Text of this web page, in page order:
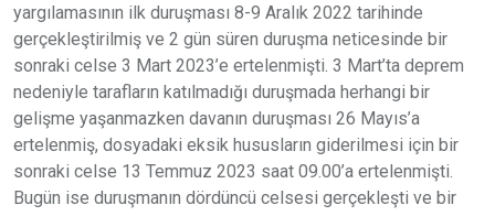
yargılamasının ilk duruşması 8-9 Aralık 2022 tarihinde
gerçekleştirilmiş ve 2 gün süren duruşma neticesinde bir
sonraki celse 3 Mart 2023’e ertelenmişti. 3 Mart’ta deprem
nedeniyle tarafların katılmadığı duruşmada herhangi bir
gelişme yaşanmazken davanın duruşması 26 Mayıs’a
ertelenmiş, dosyadaki eksik hususların giderilmesi için bir
sonraki celse 13 Temmuz 2023 saat 09.00’a ertelenmişti.
Bugün ise duruşmanın dördüncü celsesi gerçekleşti ve bir